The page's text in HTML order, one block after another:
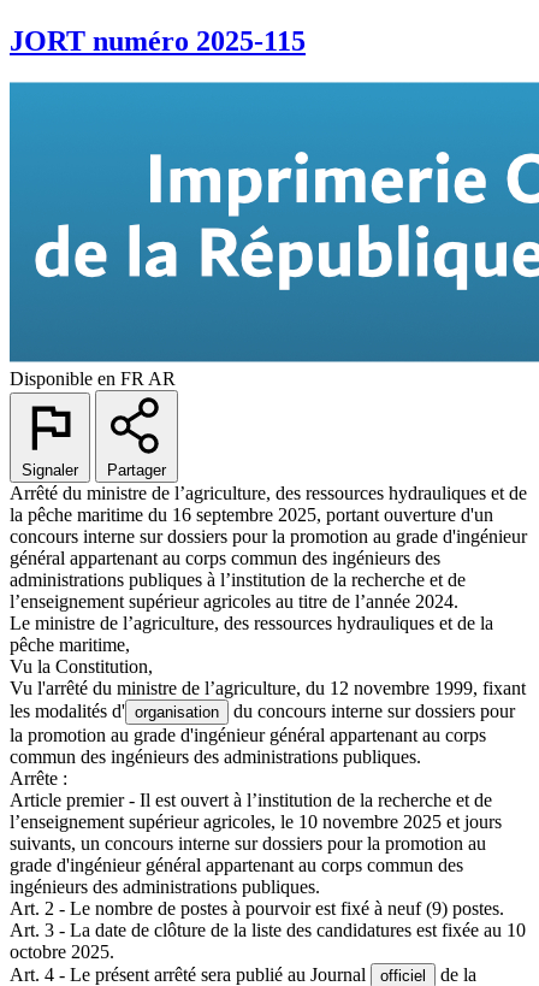
JORT numéro 2025-115
Disponible en FR AR
Signaler Partager
Arrêté du ministre de l’agriculture, des ressources hydrauliques et de
la pêche maritime du 16 septembre 2025, portant ouverture d'un
concours interne sur dossiers pour la promotion au grade d'ingénieur
général appartenant au corps commun des ingénieurs des
administrations publiques à l’institution de la recherche et de
l’enseignement supérieur agricoles au titre de l’année 2024.
Le ministre de l’agriculture, des ressources hydrauliques et de la
pêche maritime,
Vu la Constitution,
Vu l'arrêté du ministre de l’agriculture, du 12 novembre 1999, fixant
les modalités d' organisation
du concours interne sur dossiers pour
la promotion au grade d'ingénieur général appartenant au corps
commun des ingénieurs des administrations publiques.
Arrête :
Article premier - Il est ouvert à l’institution de la recherche et de
l’enseignement supérieur agricoles, le 10 novembre 2025 et jours
suivants, un concours interne sur dossiers pour la promotion au
grade d'ingénieur général appartenant au corps commun des
ingénieurs des administrations publiques.
Art. 2 - Le nombre de postes à pourvoir est fixé à neuf (9) postes.
Art. 3 - La date de clôture de la liste des candidatures est fixée au 10
octobre 2025.
Art. 4 - Le présent arrêté sera publié au Journal
officiel
de la